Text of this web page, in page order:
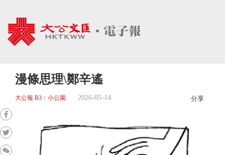
漫條思理\鄭辛遙
大公報 B3：小公園 2026-05-14 分享